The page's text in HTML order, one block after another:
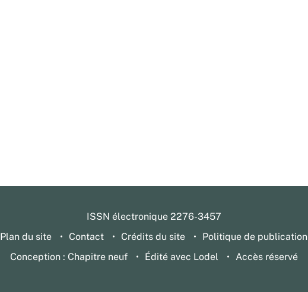
ISSN électronique 2276-3457
Plan du site
Contact Crédits du site
Politique de publication
Conception : Chapitre neuf
Édité avec Lodel Accès réservé